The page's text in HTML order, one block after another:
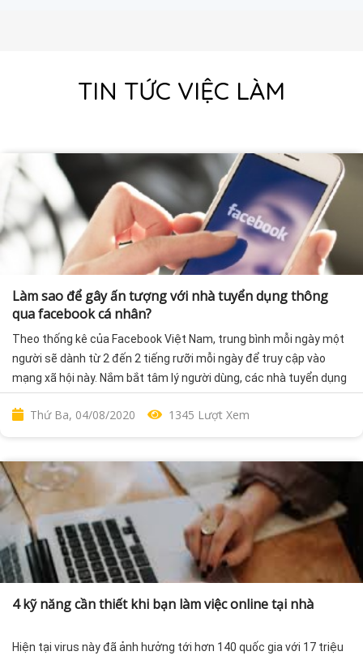
TIN TỨC VIỆC LÀM
Làm sao để gây ấn tượng với nhà tuyển dụng thông
qua facebook cá nhân?
Theo thống kê của Facebook Việt Nam, trung bình mỗi ngày một
người sẽ dành từ 2 đến 2 tiếng rưỡi mỗi ngày để truy cập vào
mạng xã hội này. Nắm bắt tâm lý người dùng, các nhà tuyển dụng
đã đăng tin việc làm lên các group, Fanpage nhằm tìm được ứng
viên nhanh nhất. Đó cũng là cơ hội dành cho những người có nhu
điều nên làm.
Thứ Ba, 04/08/2020 1345 Lượt Xem
4 kỹ năng cần thiết khi bạn làm việc online tại nhà
Hiện tại virus này đã ảnh hưởng tới hơn 140 quốc gia với 17 triệu